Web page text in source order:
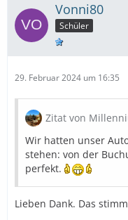
Vonni80
Schüler
29. Februar 2024 um 16:35
Zitat von
Wir hatten unser
stehen: von der
perfekt.
Lieben Dank. Das